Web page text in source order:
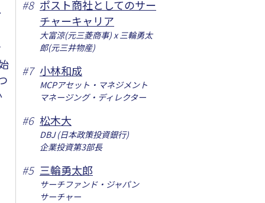
#8 ポスト商社としてのサー
チャーキャリア
大富涼(元三菱商事) x 三輪勇太
郎(元三井物産)
#7 小林和成
MCPアセット・マネジメント
マネージング・ディレクター
#6 松木大
DBJ (日本政策投資銀行)
企業投資第3部長
#5 三輪勇太郎
サーチファンド・ジャパン
サーチャー